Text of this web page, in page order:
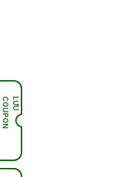
L
Ư
U
C
O
U
P
O
N